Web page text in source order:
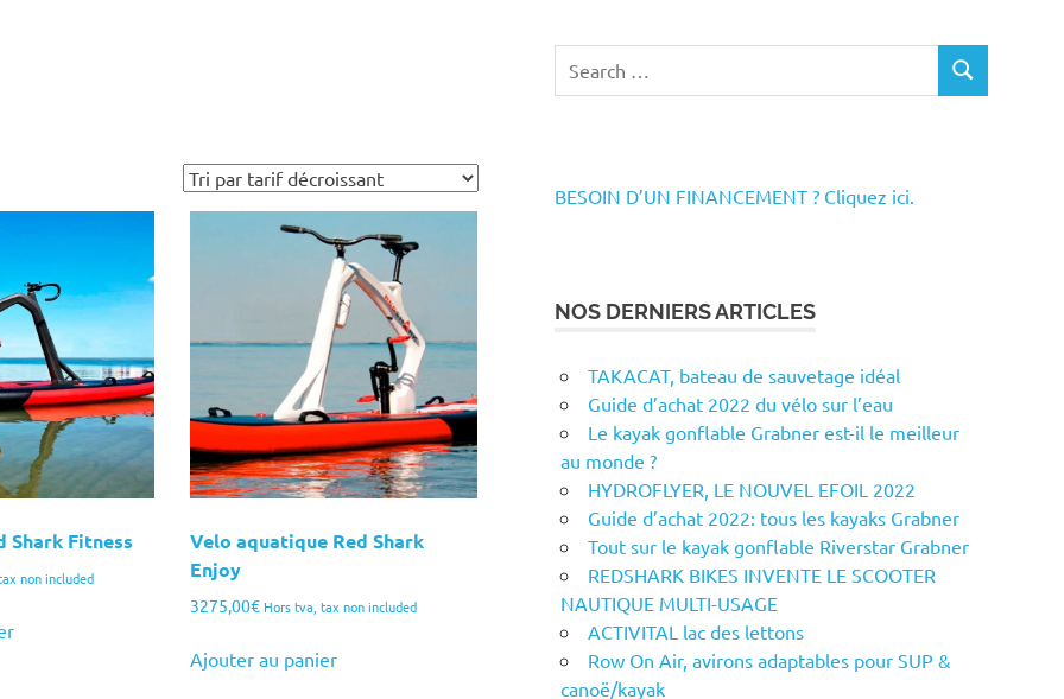
Shark Fitness
non included
Velo aquatique Red Shark
Enjoy
3275,00€ Hors tva, tax non included
Ajouter au panier
for:
SEARCH
BESOIN D’UN FINANCEMENT ? Cliquez ici.
NOS DERNIERS ARTICLES
TAKACAT, bateau de sauvetage idéal
Guide d’achat 2022 du vélo sur l’eau
Le kayak gonflable Grabner est-il le meilleur
au monde ?
HYDROFLYER, LE NOUVEL EFOIL 2022
Guide d’achat 2022: tous les kayaks Grabner
Tout sur le kayak gonflable Riverstar Grabner
REDSHARK BIKES INVENTE LE SCOOTER
NAUTIQUE MULTI-USAGE
ACTIVITAL lac des lettons
Row On Air, avirons adaptables pour SUP &
canoë/kayak